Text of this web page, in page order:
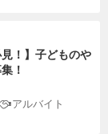
！】子どものや
！
アルバイト